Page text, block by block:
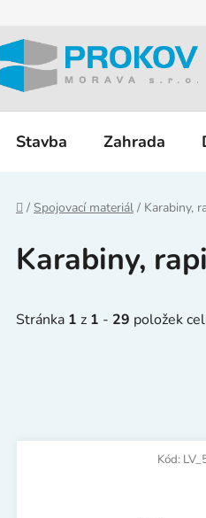
Stavba Zahrada
Domů
/ Spojovací materiál / Karabiny,
Karabiny,
Stránka 1 z 1 - 29 položek
V
Kód: